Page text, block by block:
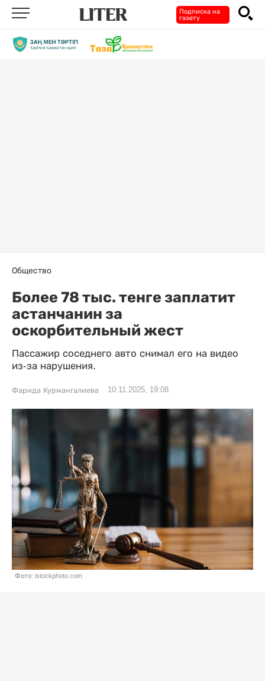
Подписка на
газету
Общество
Более 78 тыс. тенге заплатит
астанчанин за
оскорбительный жест
Пассажир соседнего авто снимал его на видео
из-за нарушения.
Фарида Курмангалиева 10.11.2025, 19:08
Фото: istockphoto.com